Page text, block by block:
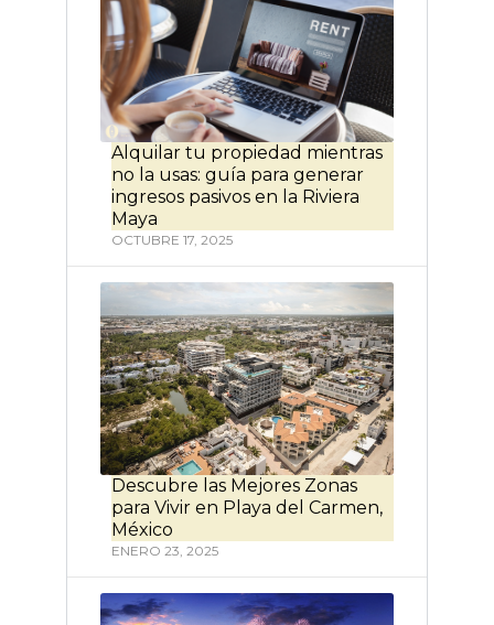
Alquilar tu propiedad mientras
no la usas: guía para generar
ingresos pasivos en la Riviera
Maya
OCTUBRE 17, 2025
Descubre las Mejores Zonas
para Vivir en Playa del Carmen,
México
ENERO 23, 2025